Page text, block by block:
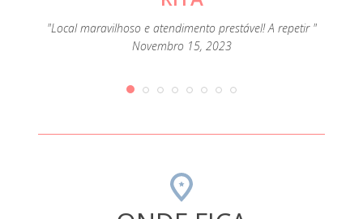
"Local maravilhoso e atendimento prestável! A repetir "
Novembro 15, 2023